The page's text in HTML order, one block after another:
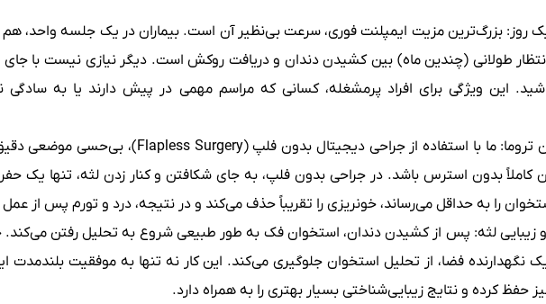
یک روز: بزرگ‌ترین مزیت ایمپلنت فوری، سرعت بی‌نظیر آن است. بیماران در یک جلسه واحد،
طولانی (چندین ماه) بین کشیدن دندان و دریافت روکش است. دیگر نیازی نیست با جای
این ویژگی برای افراد پرمشغله، کسانی که مراسم مهمی در پیش دارند یا به سادگی
کاملاً بدون استرس باشد. در جراحی بدون فلپ، به جای شکافتن و کنار زدن لثه، تنها یک
را به حداقل می‌رساند، خونریزی را تقریباً حذف می‌کند و در نتیجه، درد و تورم پس از
زیبایی لثه: پس از کشیدن دندان، استخوان فک به طور طبیعی شروع به تحلیل رفتن می‌کند.
نگهدارنده فضا، از تحلیل استخوان جلوگیری می‌کند. این کار نه تنها به موفقیت
حفظ کرده و نتایج زیبایی‌شناختی بسیار بهتری را به همراه دارد.